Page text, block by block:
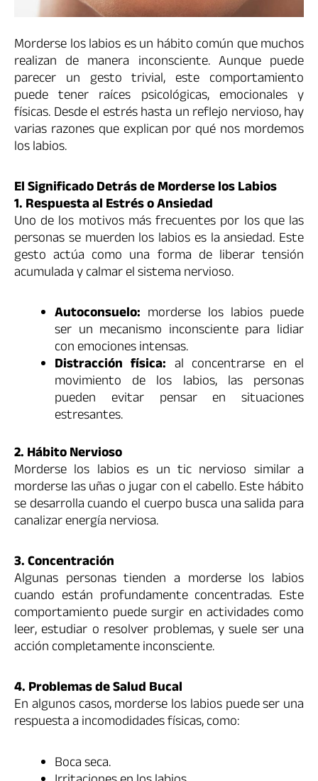
Morderse los labios es un hábito común que muchos
realizan de manera inconsciente. Aunque puede
parecer un gesto trivial, este comportamiento
puede tener raíces psicológicas, emocionales y
físicas. Desde el estrés hasta un reflejo nervioso, hay
varias razones que explican por qué nos mordemos
los labios.
El Significado Detrás de Morderse los Labios
1. Respuesta al Estrés o Ansiedad
Uno de los motivos más frecuentes por los que las
personas se muerden los labios es la ansiedad. Este
gesto actúa como una forma de liberar tensión
acumulada y calmar el sistema nervioso.
Autoconsuelo: morderse los labios puede
ser un mecanismo inconsciente para lidiar
con emociones intensas.
Distracción física: al concentrarse en el
movimiento de los labios, las personas
pueden evitar pensar en situaciones
estresantes.
2. Hábito Nervioso
Morderse los labios es un tic nervioso similar a
morderse las uñas o jugar con el cabello. Este hábito
se desarrolla cuando el cuerpo busca una salida para
canalizar energía nerviosa.
3. Concentración
Algunas personas tienden a morderse los labios
cuando están profundamente concentradas. Este
comportamiento puede surgir en actividades como
leer, estudiar o resolver problemas, y suele ser una
acción completamente inconsciente.
4. Problemas de Salud Bucal
En algunos casos, morderse los labios puede ser una
respuesta a incomodidades físicas, como:
Boca seca.